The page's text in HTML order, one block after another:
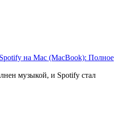
на Mac (MacBook): Полное
музыкой, и Spotify стал